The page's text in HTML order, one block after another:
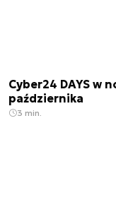
Cyber24 DAYS w
października
3 min.